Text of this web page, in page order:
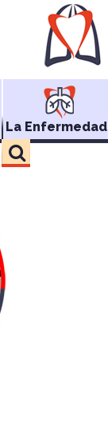
La Enfermedad